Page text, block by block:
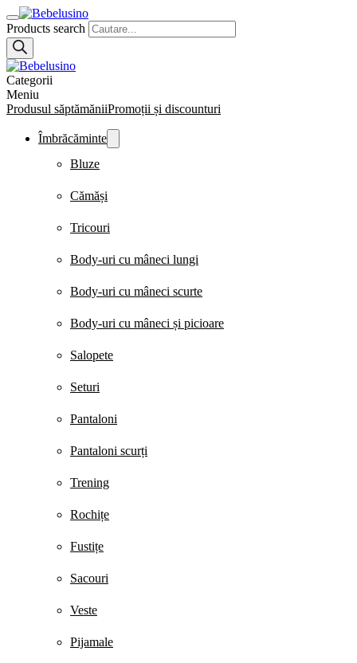
Products search
Categorii
Meniu
Produsul săptămăniiPromoții și discounturi
Îmbrăcăminte
Bluze
Cămăși
Tricouri
Body-uri cu mâneci lungi
Body-uri cu mâneci scurte
Body-uri cu mâneci și picioare
Salopete
Seturi
Pantaloni
Pantaloni scurți
Trening
Rochițe
Fustițe
Sacouri
Veste
Pijamale